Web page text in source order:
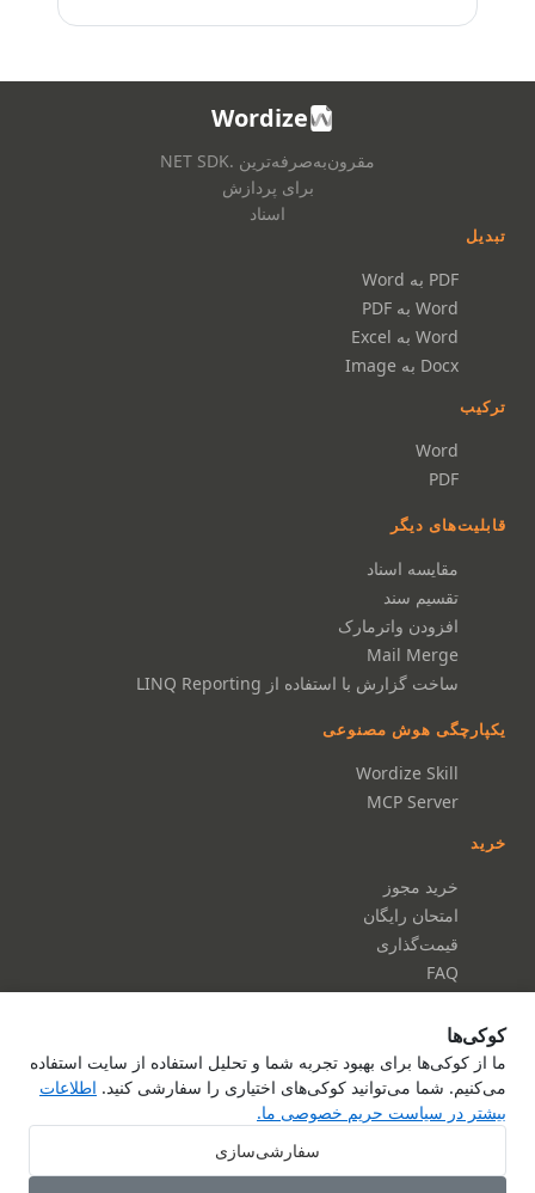
کوکی‌ها
ما از کوکی‌ها برای بهبود تجربه شما و تحلیل استفاده از سایت استفاده
می‌کنیم. شما می‌توانید کوکی‌های اختیاری را سفارشی کنید. اطلاعات
بیشتر در سیاست حریم خصوصی ما.
سفارشی‌سازی
Wordize
مقرون‌به‌صرفه‌ترین .NET SDK
برای پردازش
اسناد
تبدیل
PDF به Word
Word به PDF
Word به Excel
Docx به Image
ترکیب
Word
PDF
قابلیت‌های دیگر
مقایسه اسناد
تقسیم سند
افزودن واترمارک
Mail Merge
ساخت گزارش با استفاده از LINQ Reporting
یکپارچگی هوش مصنوعی
Wordize Skill
MCP Server
خرید
خرید مجوز
امتحان رایگان
قیمت‌گذاری
FAQ
مستندات
مرجع API
درباره ما
سیاست حریم خصوصی